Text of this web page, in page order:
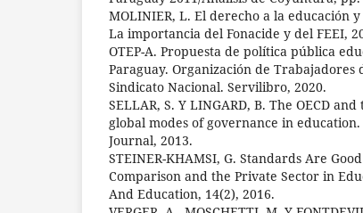
MOLINIER, L. El derecho a la educación
La importancia del Fonacide y del FEEI,
OTEP-A. Propuesta de política pública
Paraguay. Organización de Trabajadores
Sindicato Nacional. Servilibro, 2020.
SELLAR, S. Y LINGARD, B. The OECD
global modes of governance in
Journal, 2013.
STEINER-KHAMSI, G. Standards Are
Comparison and the Private Sector in
And Education, 14(2), 2016.